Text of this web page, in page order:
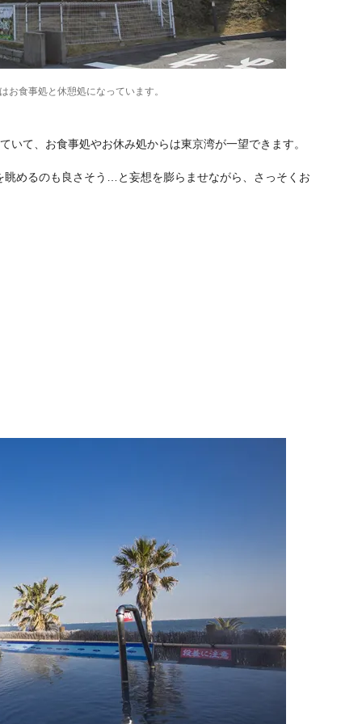
お食事処と休憩処になっています。
て、お食事処やお休み処からは東京湾が一望できます。
めるのも良さそう…と妄想を膨らませながら、さっそくお